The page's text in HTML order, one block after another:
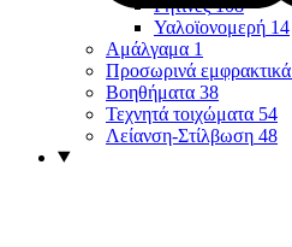
Ρητίνες 108
Υαλοϊονομερή 14
Αμάλγαμα 1
Προσωρινά εμφρακτικά
Βοηθήματα 38
Τεχνητά τοιχώματα 54
Λείανση-Στίλβωση 48